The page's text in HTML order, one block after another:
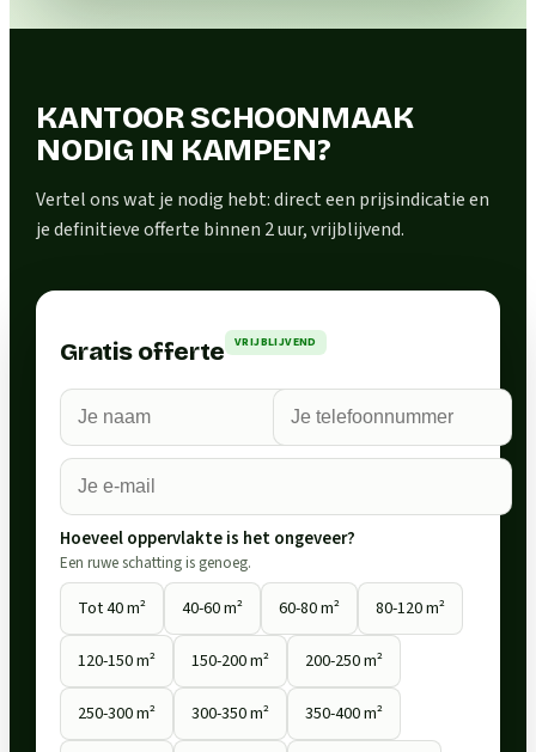
KANTOOR SCHOONMAAK
NODIG IN KAMPEN?
Vertel ons wat je nodig hebt: direct een prijsindicatie en
je definitieve offerte binnen 2 uur, vrijblijvend.
Gratis offerte VRIJBLIJVEND
Hoeveel oppervlakte is het ongeveer?
Een ruwe schatting is genoeg.
Tot 40 m² 40-60 m² 60-80 m² 80-120 m²
120-150 m² 150-200 m² 200-250 m²
250-300 m² 300-350 m² 350-400 m²